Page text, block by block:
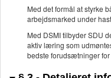
Med det formål at styrke
arbejdsmarked under
Med DSMI tilbyder SDU
aktiv læring som
bedste forudsætninger